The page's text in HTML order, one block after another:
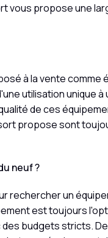
vous propose une
à la vente comme
utilisation unique
de ces
propose sont
neuf ?
rechercher un
est toujours
budgets stricts.